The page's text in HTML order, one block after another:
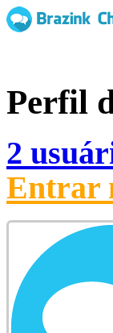
Perfil
2
Entrar